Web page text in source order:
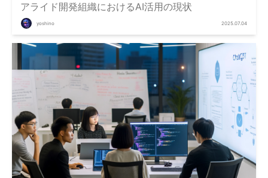
アライド開発組織におけるAI活用の現状
yoshino 2025.07.04